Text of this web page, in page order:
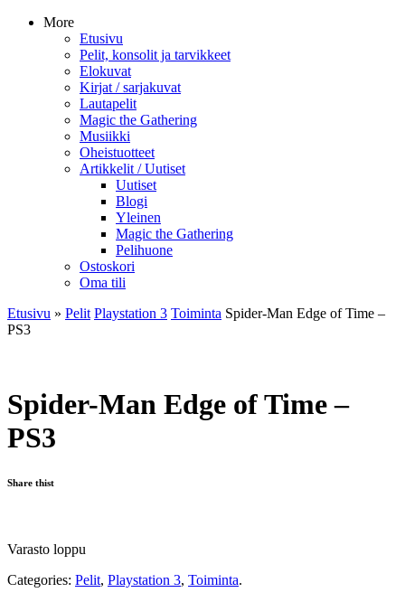
More
Etusivu
Pelit, konsolit ja tarvikkeet
Elokuvat
Kirjat / sarjakuvat
Lautapelit
Magic the Gathering
Musiikki
Oheistuotteet
Artikkelit / Uutiset
Uutiset
Blogi
Yleinen
Magic the Gathering
Pelihuone
Ostoskori
Oma tili
Etusivu » Pelit Playstation 3 Toiminta Spider-Man Edge of Time –
PS3
Spider-Man Edge of Time –
PS3
Share thist
Varasto loppu
Categories: Pelit, Playstation 3, Toiminta.